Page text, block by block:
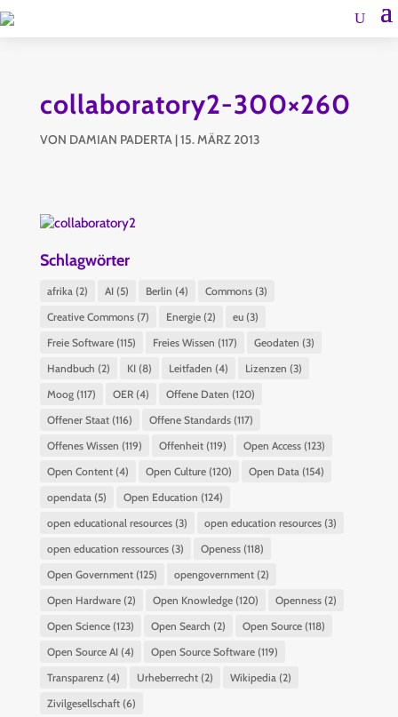
collaboratory2-300×260
VON DAMIAN PADERTA|15. MÄRZ 2013
Schlagwörter
afrika(2) AI(5) Berlin (4) Commons(3)
Creative Commons(7) Energie(2) eu(3)
Freie Software(115) Freies Wissen (117) Geodaten (3)
Handbuch (2) KI(8) Leitfaden (4) Lizenzen (3)
Moog(117) OER(4) Offene Daten (120)
Offener Staat(116) Offene Standards(117)
Offenes Wissen (119) Offenheit(119) Open Access(123)
Open Content(4) Open Culture(120) Open Data(154)
opendata(5) Open Education (124)
open educational resources(3) open education resources(3)
open education ressources(3) Openess(118)
Open Government(125) opengovernment(2)
Open Hardware(2) Open Knowledge(120) Openness(2)
Open Science(123) Open Search (2) Open Source(118)
Open Source AI(4) Open Source Software(119)
Transparenz(4) Urheberrecht(2) Wikipedia(2)
Zivilgesellschaft(6)